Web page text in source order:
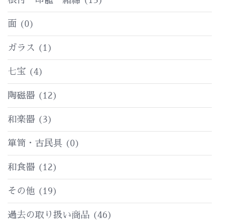
面 (0)
ガラス (1)
七宝 (4)
陶磁器 (12)
和楽器 (3)
箪笥・古民具 (0)
和食器 (12)
その他 (19)
過去の取り扱い商品 (46)